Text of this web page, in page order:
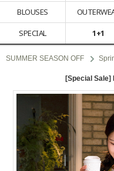
BLOUSES
SPECIAL
1+1
SUMMER SEASON OFF
[Special Sale]